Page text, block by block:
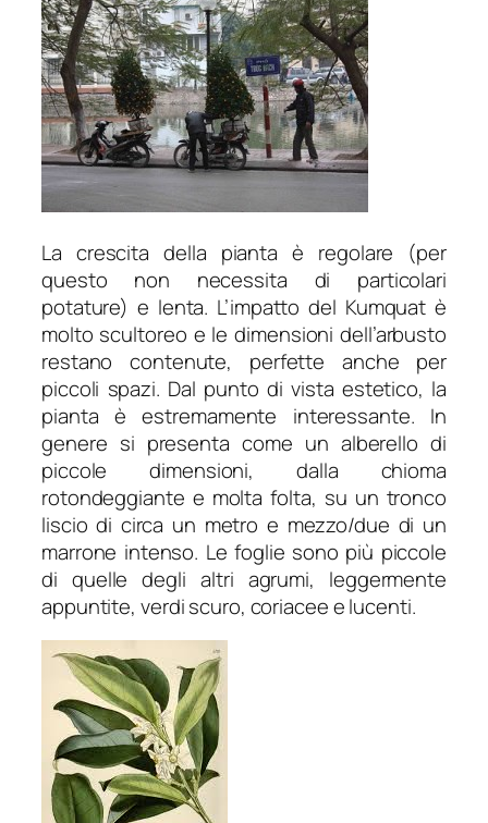
La crescita della pianta è regolare (per
questo non necessita di particolari
potature) e lenta. L’impatto del Kumquatè
molto scultoreo e le dimensioni dell’arbusto
restano contenute, perfette anche per
piccoli spazi. Dal punto di vista estetico, la
pianta è estremamente interessante. In
genere si presenta come un alberello di
piccole dimensioni, dalla chioma
rotondeggiante e molta folta, su un tronco
liscio di circa un metro e mezzo/due di un
marrone intenso. Le foglie sono più piccole
di quelle degli altri agrumi, leggermente
appuntite, verdi scuro, coriacee e lucenti.